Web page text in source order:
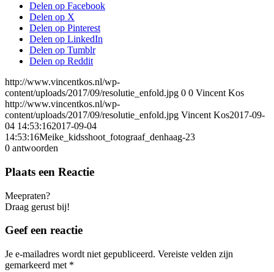
Delen op Facebook
Delen op X
Delen op Pinterest
Delen op LinkedIn
Delen op Tumblr
Delen op Reddit
http://www.vincentkos.nl/wp-
content/uploads/2017/09/resolutie_enfold.jpg 0 0 Vincent Kos
http://www.vincentkos.nl/wp-
content/uploads/2017/09/resolutie_enfold.jpg Vincent Kos2017-09-
04 14:53:162017-09-04
14:53:16Meike_kidsshoot_fotograaf_denhaag-23
0 antwoorden
Plaats een Reactie
Meepraten?
Draag gerust bij!
Geef een reactie
Je e-mailadres wordt niet gepubliceerd. Vereiste velden zijn
gemarkeerd met *